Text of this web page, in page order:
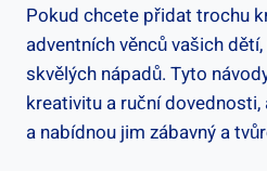
Pokud chcete přidat trochu
adventních věnců vašich
skvělých nápadů. Tyto
kreativitu a ruční
a nabídnou jim zábavný a